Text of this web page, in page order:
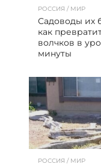
РОССИЯ / МИР
Садоводы их
как
волчков в
минуты
РОССИЯ / МИР